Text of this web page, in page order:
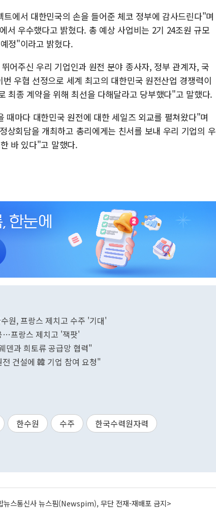
에서 대한민국의 손을 들어준 체코 정부에 감사드린다"며
서 우수했다고 밝혔다. 총 예상 사업비는 2기 24조원 규모
정"이라고 밝혔다.
어주신 우리 기업인과 원전 분야 종사자, 정부 관계자, 국
우협 선정으로 세계 최고의 대한민국 원전산업 경쟁력이
최종 계약을 위해 최선을 다해달라고 당부했다"고 말했다.
마다 대한민국 원전에 대한 세일즈 외교를 펼쳐왔다"며
상회담을 개최하고 총리에게는 친서를 보내 우리 기업의 우
바 있다"고 말했다.
원, 프랑스 제치고 수주 '기대'
…프랑스 제치고 '잭팟'
덴과 희토류 공급망 협력"
건설에 韓 기업 참여 요청"
한수원 수주
한국수력원자력
뉴스통신사 뉴스핌(Newspim), 무단 전재-재배포 금지>